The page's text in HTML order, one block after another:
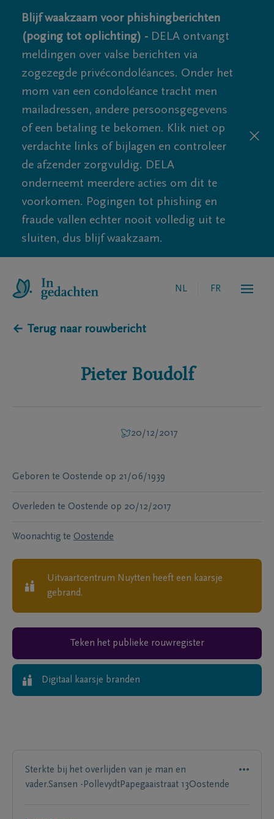
Blijf waakzaam voor phishingberichten
(poging tot oplichting) - DELA ontvangt
meldingen over valse berichten via
zogezegde privécondoléances. Onder het
mom van een condoléance tracht men
mailadressen, andere persoonsgegevens
of een betaling te bekomen. Klik niet op
verdachte links of bijlagen en controleer
de afzender zorgvuldig. DELA
onderneemt meerdere acties om dit te
voorkomen. Pogingen tot phishing en
fraude vallen echter nooit volledig uit te
sluiten, dus blijf waakzaam.
NL FR
← Terug naar rouwbericht
Pieter Boudolf
20/12/2017
Geboren te Oostende op 21/06/1939
Overleden te Oostende op 20/12/2017
Woonachtig te Oostende
Uitvaartcentrum Nuytten heeft een kaarsje
gebrand.
Teken het publieke rouwregister
Digitaal kaarsje branden
Sterkte bij het overlijden van je man en
vader.Sansen -PollevydtPapegaaistraat 13Oostende